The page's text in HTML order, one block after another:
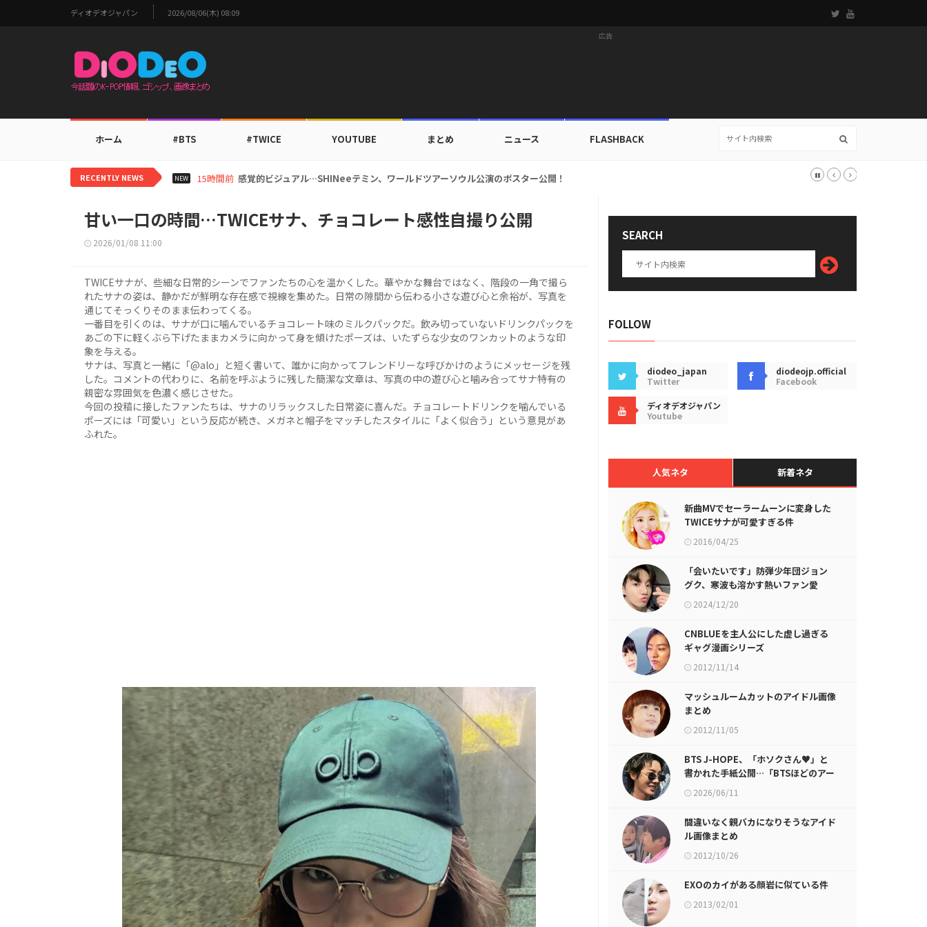
ディオデオジャパン 2026/08/06(木) 08:09
広告
ホーム #BTS #TWICE YOUTUBE まとめ ニュース FLASHBACK
RECENTLY NEWS NEW 17時間前 i-dleシュファ、ブランドン「セーフ・デイズ」と日常・旅行スタイルを提案！
甘い一口の時間…TWICEサナ、チョコレート感性自撮り公開
2026/01/08 11:00
TWICEサナが、些細な日常的シーンでファンたちの心を温かくした。華やかな舞台ではなく、階段の一角で撮ら
れたサナの姿は、静かだが鮮明な存在感で視線を集めた。日常の隙間から伝わる小さな遊び心と余裕が、写真を
通じてそっくりそのまま伝わってくる。
一番目を引くのは、サナが口に噛んでいるチョコレート味のミルクパックだ。飲み切っていないドリンクパックを
あごの下に軽くぶら下げたままカメラに向かって身を傾けたポーズは、いたずらな少女のワンカットのような印
象を与える。
サナは、写真と一緒に「@alo」と短く書いて、誰かに向かってフレンドリーな呼びかけのようにメッセージを残
した。コメントの代わりに、名前を呼ぶように残した簡潔な文章は、写真の中の遊び心と噛み合ってサナ特有の
親密な雰囲気を色濃く感じさせた。
今回の投稿に接したファンたちは、サナのリラックスした日常姿に喜んだ。チョコレートドリンクを噛んでいる
ポーズには「可愛い」という反応が続き、メガネと帽子をマッチしたスタイルに「よく似合う」という意見があ
ふれた。
SEARCH
FOLLOW
diodeo_japan
Twitter
diodeojp.official
Facebook
ディオデオジャパン
Youtube
人気ネタ 新着ネタ
新曲MVでセーラームーンに変身した
TWICEサナが可愛すぎる件
2016/04/25
「会いたいです」防弾少年団ジョン
グク、寒波も溶かす熱いファン愛
2024/12/20
CNBLUEを主人公にした虚し過ぎる
ギャグ漫画シリーズ
2012/11/14
マッシュルームカットのアイドル画像
まとめ
2012/11/05
BTS J-HOPE、「ホソクさん♥」と
書かれた手紙公開…「BTSほどのアー
ティストはいない」
2026/06/11
間違いなく親バカになりそうなアイド
ル画像まとめ
2012/10/26
EXOのカイがある顔岩に似ている件
2013/02/01